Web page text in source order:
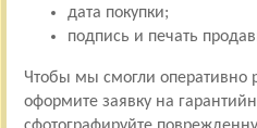
дата покупки;
подпись и печать
Чтобы мы смогли оперативно
оформите заявку на